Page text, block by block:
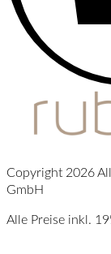
Copyright 2026
GmbH
Alle Preise inkl.